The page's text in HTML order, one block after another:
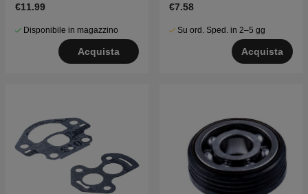
€11.99
Disponibile in magazzino
Acquista
€7.58
Su ord. Sped. in 2–5 gg
Acquista